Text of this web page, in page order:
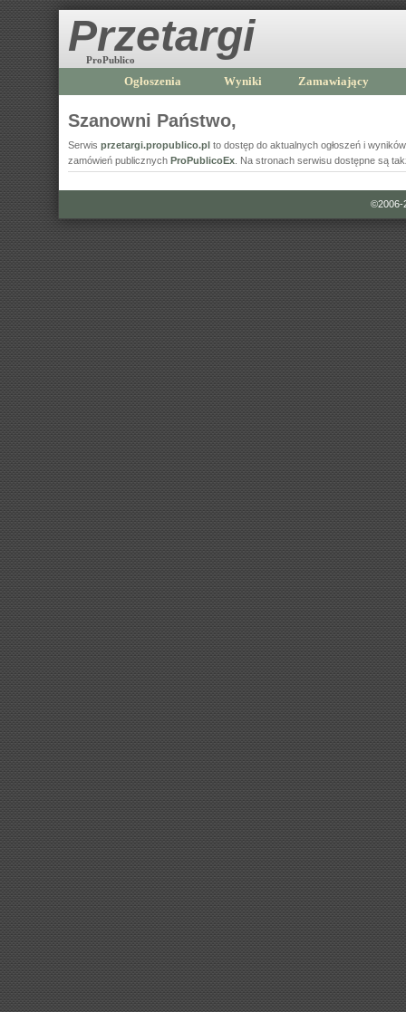
Przetargi
ProPublico
Ogłoszenia Wyniki Zamawiający
Szanowni Państwo,
Serwis przetargi.propublico.pl to dostęp do aktualnych ogłoszeń i
zamówień publicznych ProPublicoEx . Na stronach serwisu dostępne są
©2006-